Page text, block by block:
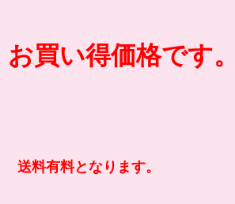
お買い得価格です。
送料有料となります。